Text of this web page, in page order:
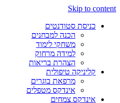
Skip to content
כניסת סטודנטים
הכנה למבחנים
משחקי לימוד
למידה מרחוק
הצהרת בריאות
קליניקה טיפולית
מרפאת בוגרים
אינדקס מטפלים
אינדקס צמחים